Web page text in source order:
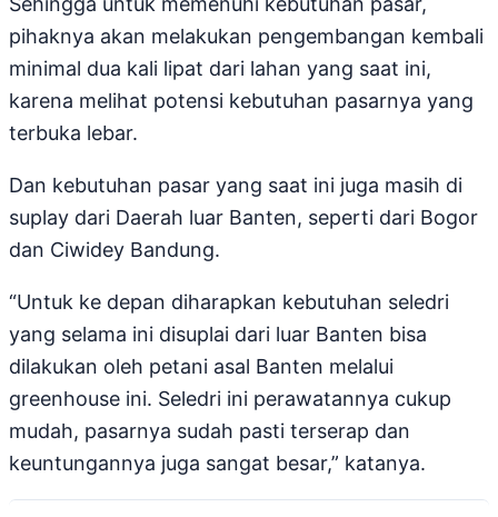
pihaknya akan melakukan pengembangan kembali
minimal dua kali lipat dari lahan yang saat ini,
karena melihat potensi kebutuhan pasarnya yang
terbuka lebar.
Dan kebutuhan pasar yang saat ini juga masih di
suplay dari Daerah luar Banten, seperti dari Bogor
dan Ciwidey Bandung.
“Untuk ke depan diharapkan kebutuhan seledri
yang selama ini disuplai dari luar Banten bisa
dilakukan oleh petani asal Banten melalui
greenhouse ini. Seledri ini perawatannya cukup
mudah, pasarnya sudah pasti terserap dan
keuntungannya juga sangat besar,” katanya.